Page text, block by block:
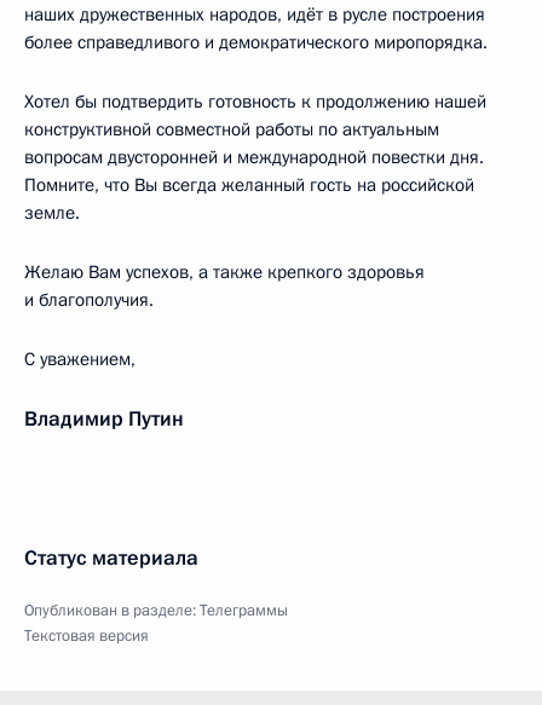
наших дружественных народов, идёт в русле построения
более справедливого и демократического миропорядка.
Хотел бы подтвердить готовность к продолжению нашей
конструктивной совместной работы по актуальным
вопросам двусторонней и международной повестки дня.
Помните, что Вы всегда желанный гость на российской
земле.
Желаю Вам успехов, а также крепкого здоровья
и благополучия.
С уважением,
Владимир Путин
Статус материала
Опубликован в разделе:Телеграммы
Текстовая версия